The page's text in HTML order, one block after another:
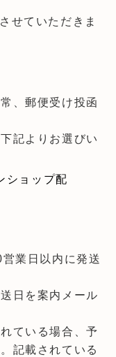
せていただきま
、郵便受け投函
記よりお選びい
業日以内に発送
日を案内メール
ている場合、予
記載されている